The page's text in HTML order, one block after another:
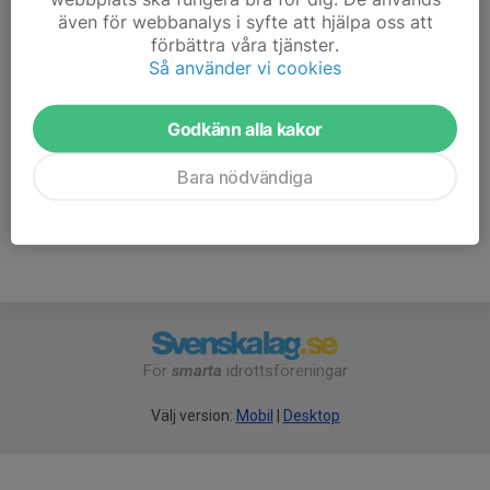
varje grupp håller sitt eget tempo.
att prova ett par gånger därefter behöver du bli medlem
i Lidköpings VSK. Själva träningen är avgiftsfri.
För smarta idrottsföreningar
Välj version: Mobil Desktop
även för webbanalys i syfte att hjälpa oss att
förbättra våra tjänster.
Så använder vi cookies
Godkänn alla kakor
Bara nödvändiga